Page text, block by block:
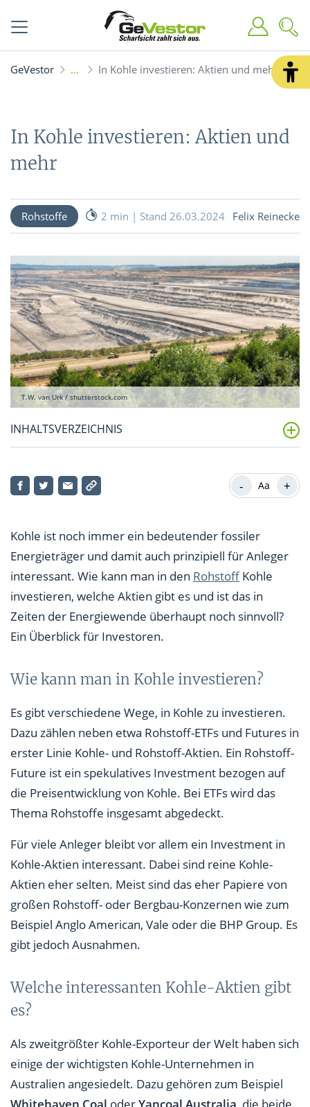
GeVestor In Kohle investieren: Aktien und mehr
In Kohle investieren: Aktien und
mehr
Rohstoffe 2 min | Stand 26.03.2024 Felix Reinecke
T.W. van Urk / shutterstock.com
INHALTSVERZEICHNIS
Welche interessanten Kohle-Aktien gibt es?- Aa +
Kohle ist noch immer ein bedeutender fossiler
Energieträger und damit auch prinzipiell für Anleger
interessant. Wie kann man in den Rohstoff Kohle
investieren, welche Aktien gibt es und ist das in
Zeiten der Energiewende überhaupt noch sinnvoll?
Ein Überblick für Investoren.
Wie kann man in Kohle investieren?
Es gibt verschiedene Wege, in Kohle zu investieren.
Dazu zählen neben etwa Rohstoff-ETFs und Futures in
erster Linie Kohle- und Rohstoff-Aktien. Ein Rohstoff-
Future ist ein spekulatives Investment bezogen auf
die Preisentwicklung von Kohle. Bei ETFs wird das
Thema Rohstoffe insgesamt abgedeckt.
Für viele Anleger bleibt vor allem ein Investment in
Kohle-Aktien interessant. Dabei sind reine Kohle-
Aktien eher selten. Meist sind das eher Papiere von
großen Rohstoff- oder Bergbau-Konzernen wie zum
Beispiel Anglo American, Vale oder die BHP Group. Es
gibt jedoch Ausnahmen.
Welche interessanten Kohle-Aktien gibt
es?
Als zweitgrößter Kohle-Exporteur der Welt haben sich
einige der wichtigsten Kohle-Unternehmen in
Australien angesiedelt. Dazu gehören zum Beispiel